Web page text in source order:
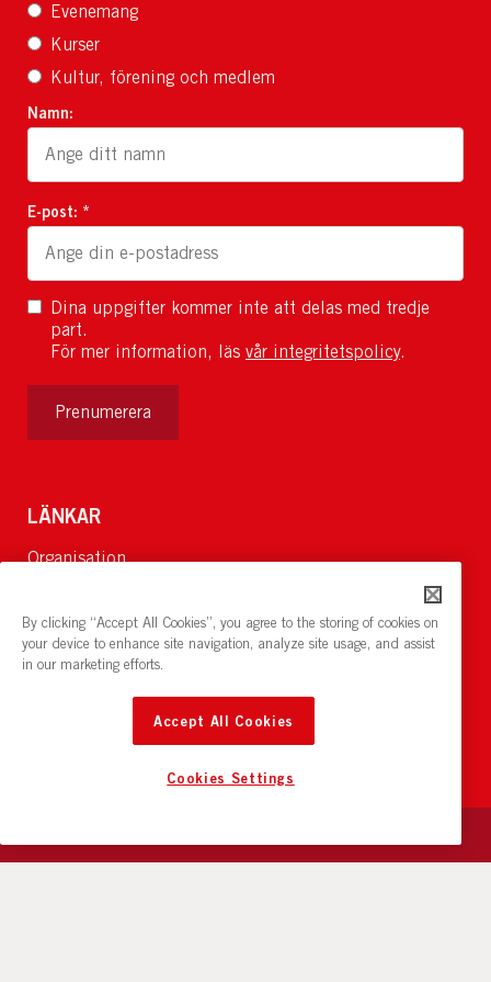
Evenemang
Kurser
Kultur, förening och medlem
Namn:
E-post: *
Dina uppgifter kommer inte att delas med tredje
part.
För mer information, läs vår integritetspolicy.
Prenumerera
LÄNKAR
Organisation
Lediga jobb
Nyheter och pressrum
Restaurang och konferens: cirkelnstockholm.se
By clicking “Accept All Cookies”, you agree to the storing of cookies on
your device to enhance site navigation, analyze site usage, and assist
in our marketing efforts.
Accept All Cookies
Cookies Settings